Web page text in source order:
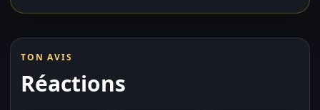
TON AVIS
Réactions